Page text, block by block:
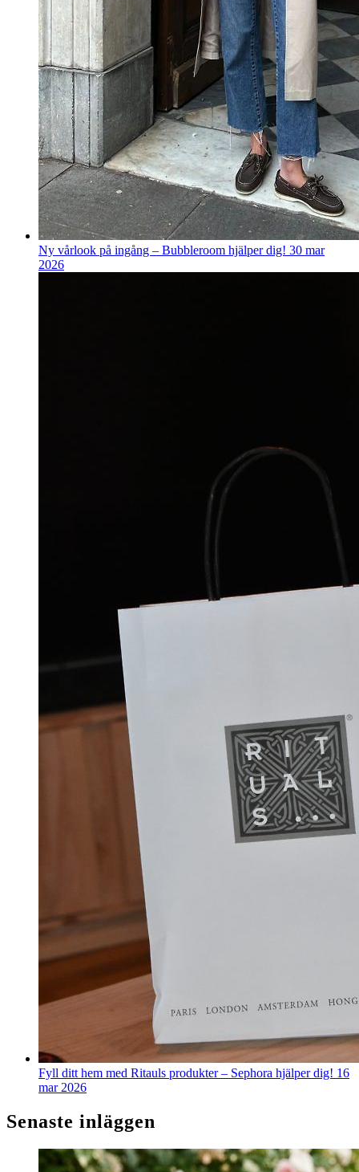
Ny vårlook på ingång – Bubbleroom hjälper dig! 30 mar
2026
Fyll ditt hem med Ritauls produkter – Sephora hjälper dig! 16
mar 2026
Senaste inläggen